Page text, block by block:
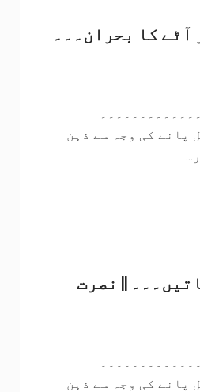
کا بحران۔۔۔
پانے کی وجہ سے ذہن
|| نصرت
پانے کی وجہ سے ذہن